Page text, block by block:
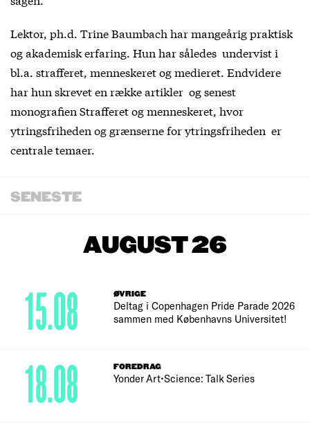
Lektor, ph.d. Trine Baumbach har mangeårig praktisk
og akademisk erfaring. Hun har således undervist i
bl.a. strafferet, menneskeret og medieret. Endvidere
har hun skrevet en række artikler og senest
monografien Strafferet og menneskeret, hvor
ytringsfriheden og grænserne for ytringsfriheden er
centrale temaer.
SENESTE
AUGUST 26
ØVRIGE
Deltag i Copenhagen Pride Parade 2026
sammen med Københavns Universitet!
15.08
FOREDRAG
Yonder Art•Science: Talk Series
18.08